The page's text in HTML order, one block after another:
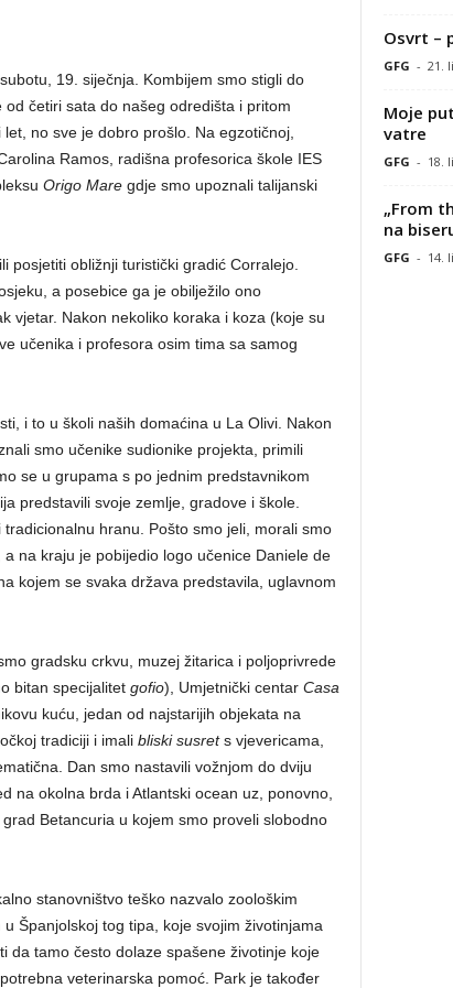
19. siječnja. Kombijem smo stigli do
četiri sata do našeg odredišta i pritom
no sve je dobro prošlo. Na egzotičnoj,
Ramos, radišna profesorica škole IES
Origo Maregdje smo upoznali talijanski
posjetiti obližnji turistički gradić Corralejo.
a posebice ga je obilježilo ono
vjetar. Nakon nekoliko koraka i koza (koje su
učenika i profesora osim tima sa samog
i to u školi naših domaćina u La Olivi. Nakon
smo učenike sudionike projekta, primili
se u grupama s po jednim predstavnikom
predstavili svoje zemlje, gradove i škole.
hranu. Pošto smo jeli, morali smo
na kraju je pobijedio logo učenice Daniele de
kojem se svaka država predstavila, uglavnom
gradsku crkvu, muzej žitarica i poljoprivrede
bitan specijalitet gofio), Umjetnički centar Casa
kuću, jedan od najstarijih objekata na
tradiciji i imali bliski susrets vjevericama,
Dan smo nastavili vožnjom do dviju
na okolna brda i Atlantski ocean uz, ponovno,
Betancuria u kojem smo proveli slobodno
stanovništvo teško nazvalo zoološkim
Španjolskoj tog tipa, koje svojim životinjama
da tamo često dolaze spašene životinje koje
veterinarska pomoć. Park je također
Osvrt –
GFG - 21.
Moje
vatre
GFG - 18.
„From
na
GFG - 14.